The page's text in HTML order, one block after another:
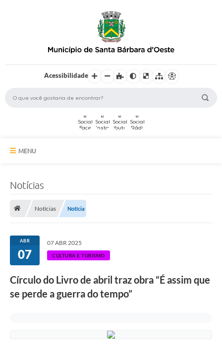
Acessibilidade
MENU
Serviços Online
Transparência
Legislação
Notícias
Notícias Notícia
ABR
07
07 ABR 2025
CULTURA E TURISMO
Círculo do Livro de abril traz obra “É assim que
se perde a guerra do tempo”